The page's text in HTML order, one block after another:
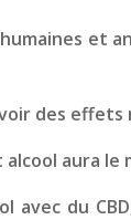
et
des
alcool aura
avec du